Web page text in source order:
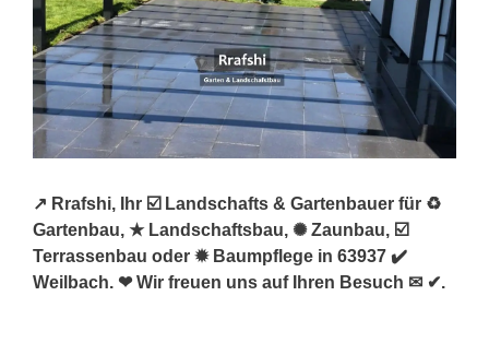
↗️ Rrafshi, Ihr ☑️ Landschafts & Gartenbauer für ♻
Gartenbau, ★ Landschaftsbau, ✺ Zaunbau, ☑️
Terrassenbau oder ✹ Baumpflege in 63937 ✔️
Weilbach. ❤ Wir freuen uns auf Ihren Besuch ✉ ✔.